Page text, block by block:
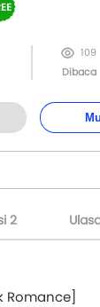
109
Dibaca
2
Romance]